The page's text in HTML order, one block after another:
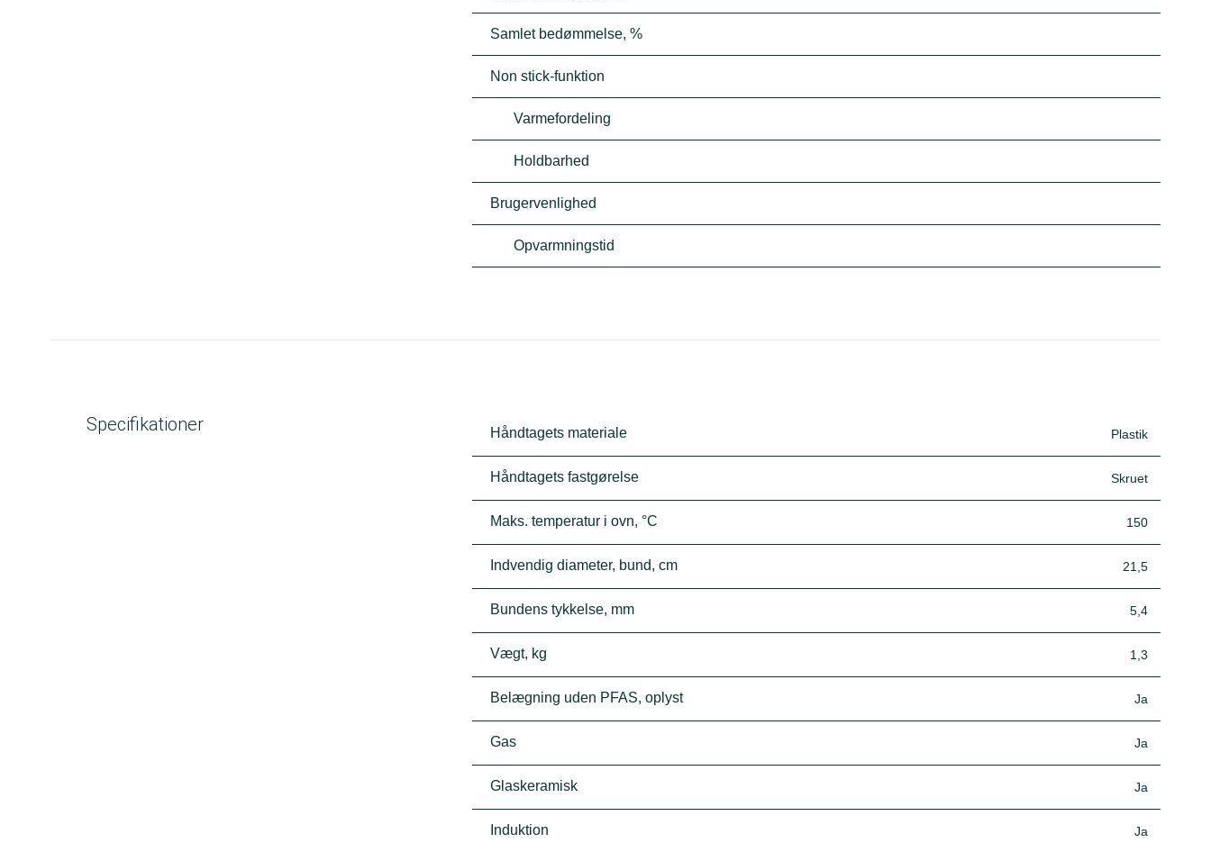
Samlet bedømmelse, %
Non stick-funktion
Varmefordeling
Holdbarhed
Brugervenlighed
Opvarmningstid
Specifikationer Håndtagets materiale Plastik
Håndtagets fastgørelse Skruet
Maks. temperatur i ovn, °C 150
Indvendig diameter, bund, cm 21,5
Bundens tykkelse, mm 5,4
Vægt, kg 1,3
Belægning uden PFAS, oplyst Ja
Gas Ja
Glaskeramisk Ja
Induktion Ja